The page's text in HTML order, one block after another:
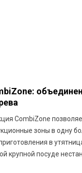
CombiZone
зоны в одну
в
крупной посуде